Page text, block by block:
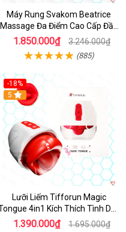
Máy Rung Svakom Beatrice
Massage Đa Điểm Cao Cấp Đầy
Đam Mê
1.850.000₫ 3.246.000₫
(885)
-18%
Hot
5
Lưỡi Liếm Tifforun Magic
4in1 Kích Thích Tình Dục
Cao Cấp
1.390.000₫ 1.695.000₫